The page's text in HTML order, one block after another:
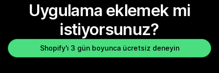
Uygulama eklemek mi
istiyorsunuz?
Shopify'ı 3 gün boyunca ücretsiz deneyin